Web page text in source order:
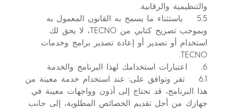
والتنظيمية والرقابية.
5.5 باستثناء ما يسمح به القانون المعمول به
وبموجب تصريح كتابي من TECNO، لا يحق لك
استخدام أو تصدير أو إعادة تصدير برامج وخدمات
TECNO.
6. اعتبارات استخدامك لهذا البرنامج والخدمة
6.1 تقر وتوافق على: عند استخدام خدمة معينة من
هذا البرنامج، قد تحتاج إلى أذون وواجهات معينة في
جهازك من أجل تقديم الخصائص المطلوبة، إلى جانب